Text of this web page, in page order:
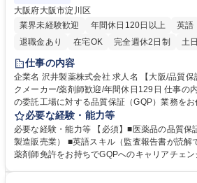
大阪府大阪市淀川区
業界未経験歓迎
年間休日120日以上 英語
退職金あり
在宅OK 完全週休2日制 土
仕事の内容
企業名 沢井製薬株式会社 求人名 【大阪/品質保証】国内最大手ジェネリッ
クメーカー/薬剤師歓迎/年間休日129日 仕事の内容 自社工場および国内外
の委託工場に対する品質保証（GQP）業務をお任せしま
への出荷判定、品質欠陥に係る処理 ■国内外（
アジア等）の委託先工場への品質監査 ■監査指
（CAPA）の指導・管理 大手ならではの約800
携われます。英語力を活かした海外出張や、将
必要な経験・能力等
必要な経験・能力等 【必須】■医薬品の品質保
製造販売業） ■英語スキル（監査報告書が読解できるレ
薬剤師免許をお持ちでGQPへのキャリアチェ